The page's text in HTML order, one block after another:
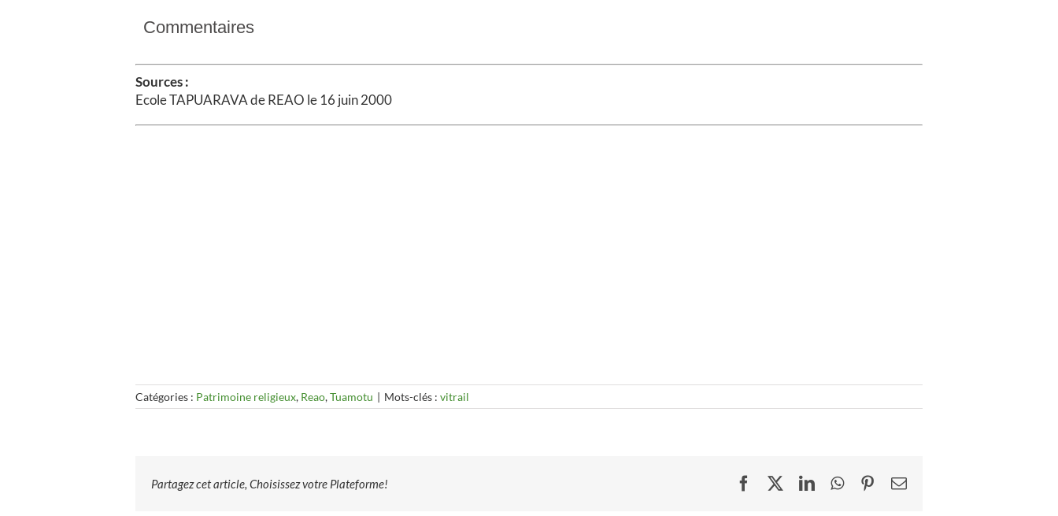
Commentaires
Sources :
Ecole TAPUARAVA de REAO le 16 juin 2000
Catégories : Patrimoine religieux, Reao,Tuamotu | Mots-clés : vitrail
Partagez cet article, Choisissez votre Plateforme! FacebookLinkedInWhatsApp
Pinterest
Email